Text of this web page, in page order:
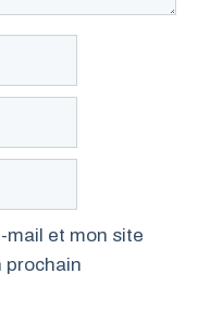
mail et mon site
prochain